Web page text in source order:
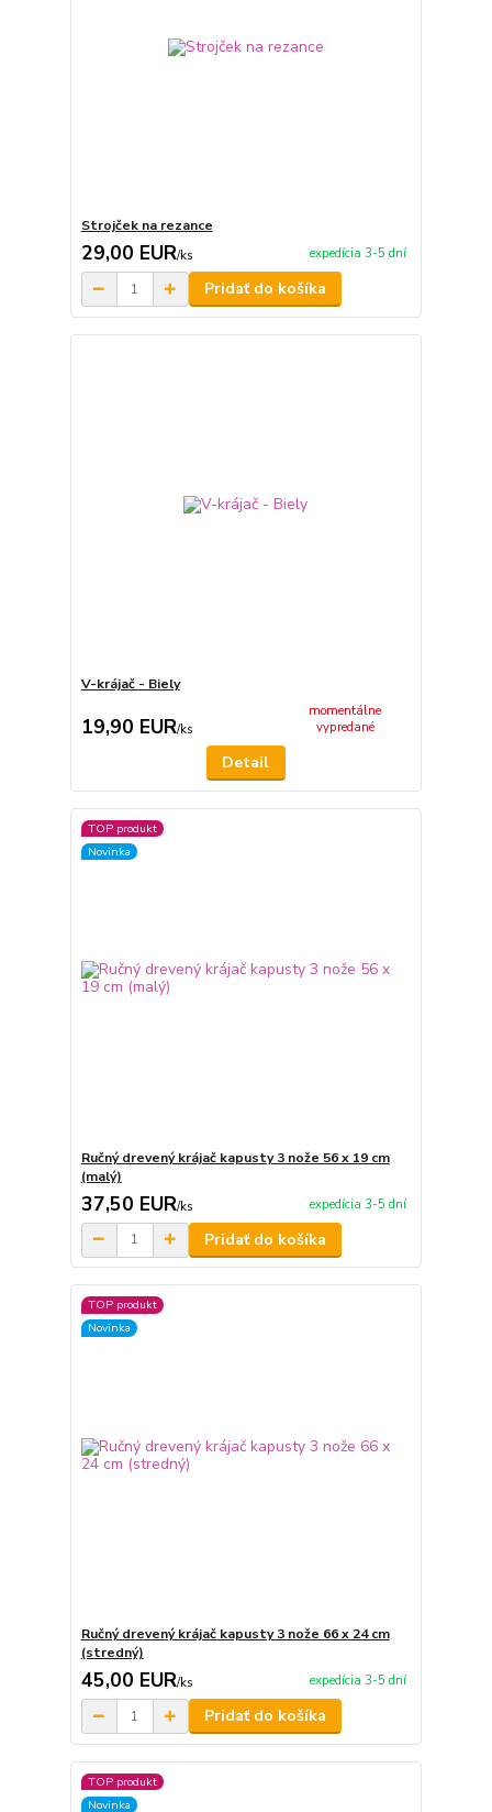
Strojček na rezance
29,00 EUR/ks expedícia 3-5 dní
Pridať do košíka
V-krájač - Biely
19,90 EUR/ks
momentálne
vypredané
Detail
TOP produkt
Novinka
Ručný drevený krájač kapusty 3 nože 56 x 19 cm
(malý)
37,50 EUR/ks expedícia 3-5 dní
Pridať do košíka
TOP produkt
Novinka
Ručný drevený krájač kapusty 3 nože 66 x 24 cm
(stredný)
45,00 EUR/ks expedícia 3-5 dní
Pridať do košíka
TOP produkt
Novinka